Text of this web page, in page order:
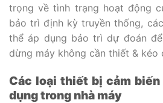
trọng về tình trạng hoạt động
bảo trì định kỳ truyền thống,
thể áp dụng bảo trì dự đoán
dừng máy không cần thiết &
Các loại thiết bị cảm
dụng trong nhà máy